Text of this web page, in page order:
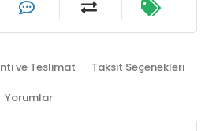
ve Teslimat Taksit Seçenekleri
Yorumlar